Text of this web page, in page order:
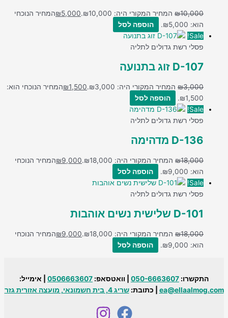
₪10,000 המחיר המקורי היה: ₪10,000. ₪5,000
המחיר הנוכחי
הוא: ₪5,000.
הוספה לסל
Sale!
פסלי רשת גדולים לתליה
D-107 זוג בתנועה
₪3,000 המחיר המקורי היה: ₪3,000. ₪1,500
המחיר הנוכחי הוא:
₪1,500.
הוספה לסל
Sale!
פסלי רשת גדולים לתליה
D-136 מדהימה
₪18,000 המחיר המקורי היה: ₪18,000. ₪9,000
המחיר הנוכחי
הוא: ₪9,000.
הוספה לסל
Sale!
פסלי רשת גדולים לתליה
D-101 שלישית נשים אוהבות
₪18,000 המחיר המקורי היה: ₪18,000. ₪9,000
המחיר הנוכחי
הוא: ₪9,000.
הוספה לסל
התקשרו: 050-6663607 | וואטסאפ: 0506663607 | אימייל:
ea@ellaalmog.com | כתובת:שריג 4, בית חשמונאי, מועצה אזורית גזר